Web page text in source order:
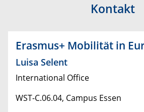
Kontakt
Erasmus+ Mobilität in
Luisa Selent
International Office
WST-C.06.04, Campus Essen